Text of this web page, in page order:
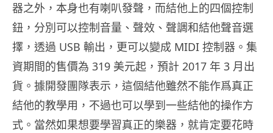
器之外，本身也有喇叭發聲，而結他上的四個控制
鈕，分別可以控制音量、聲效、聲調和結他聲音選
擇，透過 USB 輸出，更可以變成 MIDI 控制器。集
資期間的售價為 319 美元起，預計 2017 年 3 月出
貨。據開發團隊表示，這個結他雖然不能作爲真正
結他的教學用，不過也可以學到一些結他的操作方
式。當然如果想要學習真正的樂器，就肯定要花時